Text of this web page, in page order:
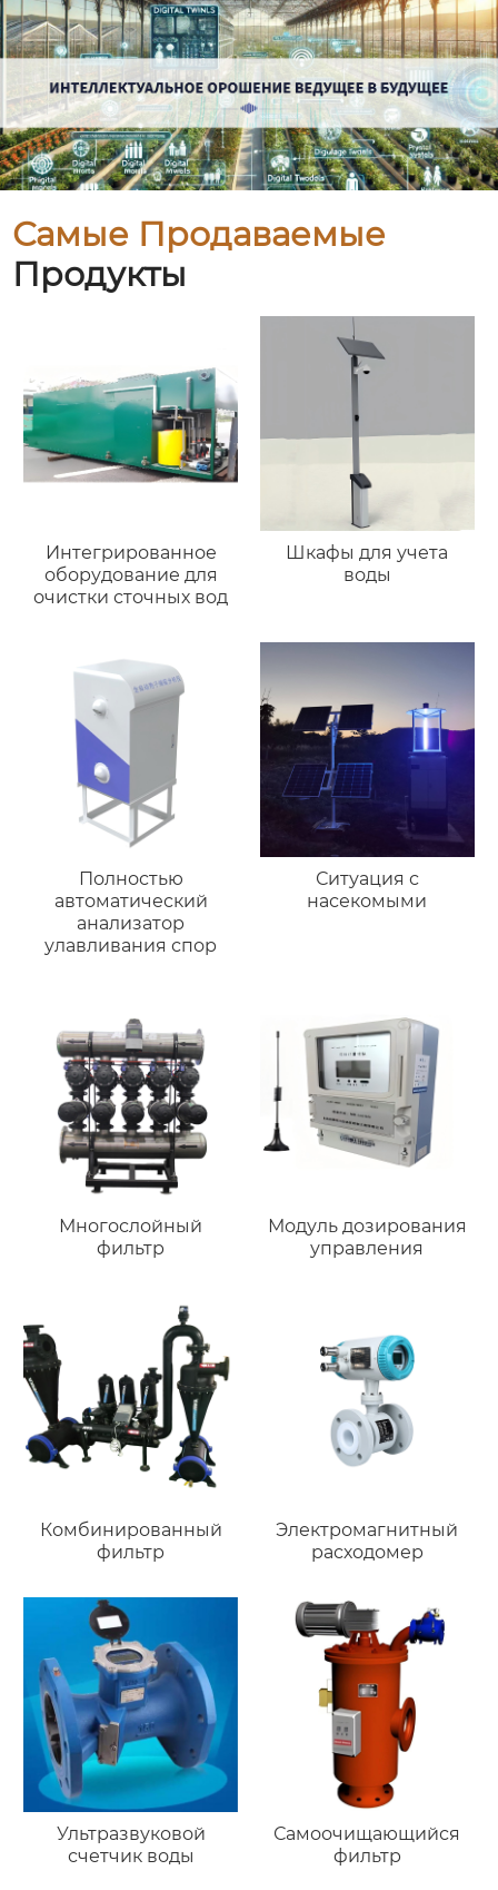
Самые Продаваемые
Продукты
Интегрированное
оборудование для
очистки сточных вод
Шкафы для учета
воды
Полностью
автоматический
анализатор
улавливания спор
Ситуация с
насекомыми
Многослойный
фильтр
Модуль дозирования
управления
Комбинированный
фильтр
Электромагнитный
расходомер
Ультразвуковой
счетчик воды
Самоочищающийся
фильтр